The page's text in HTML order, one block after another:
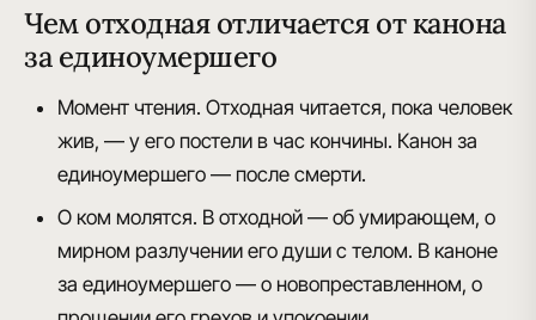
Чем отходная отличается от канона
за единоумершего
Момент чтения. Отходная читается, пока человек
жив, — у его постели в час кончины. Канон за
единоумершего — после смерти.
О ком молятся. В отходной — об умирающем, о
мирном разлучении его души с телом. В каноне
за единоумершего — о новопреставленном, о